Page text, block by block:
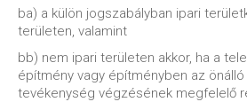
ba) a külön jogszabályban ipari
területen, valamint
bb) nem ipari területen akkor, ha a
építmény vagy építményben az
tevékenység végzésének megfelelő